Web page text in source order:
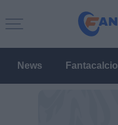
News Fantacalcio